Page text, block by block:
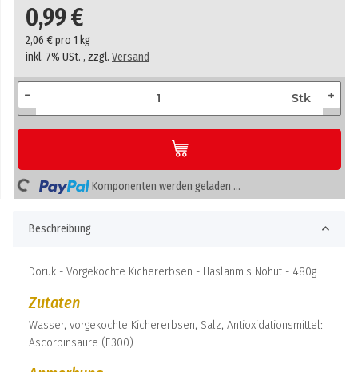
0,99 €
2,06 € pro 1 kg
inkl. 7% USt. , zzgl. Versand
Stk
Komponenten werden geladen ...
Beschreibung
Doruk - Vorgekochte Kichererbsen - Haslanmis Nohut - 480g
Zutaten
Wasser, vorgekochte Kichererbsen, Salz, Antioxidationsmittel:
Ascorbinsäure (E300)